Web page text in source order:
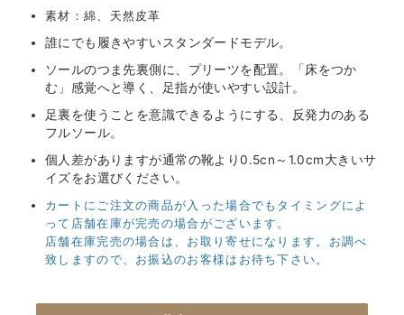
素材： 綿、天然皮革
誰にでも履きやすいスタンダードモデル。
ソールのつま先裏側に、プリーツを配置。「床をつか
む」感覚へと導く、足指が使いやすい設計。
足裏を使うことを意識できるようにする、反発力のある
フルソール。
個人差がありますが通常の靴より0.5cn～1.0cm大きいサ
イズをお選びください。
カートにご注文の商品が入った場合でもタイミングによ
って店舗在庫が完売の場合がございます。
店舗在庫完売の場合は、お取り寄せになります。お調べ
致しますので、お振込のお客様はお待ち下さい。